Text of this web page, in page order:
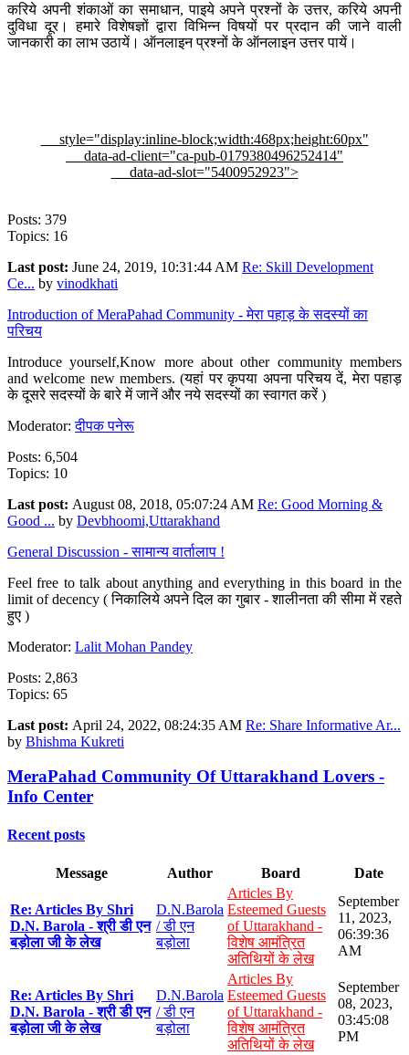
करिये अपनी शंकाओं का समाधान, पाइये अपने प्रश्नों के उत्तर, करिये अपनी
दुविधा दूर। हमारे विशेषज्ञों द्वारा विभिन्न विषयों पर प्रदान की जाने वाली
जानकारी का लाभ उठायें। ऑनलाइन प्रश्नों के ऑनलाइन उत्तर पायें।
style="display:inline-block;width:468px;height:60px"
data-ad-client="ca-pub-0179380496252414"
data-ad-slot="5400952923">
Posts: 379
Topics: 16
Last post: June 24, 2019, 10:31:44 AM Re: Skill Development
Ce... by vinodkhati
Introduction of MeraPahad Community - मेरा पहाड़ के सदस्यों का
परिचय
Introduce yourself,Know more about other community members
and welcome new members. (यहां पर कृपया अपना परिचय दें, मेरा पहाड़
के दूसरे सदस्यों के बारे में जानें और नये सदस्यों का स्वागत करें )
Moderator:दीपक पनेरू
Posts: 6,504
Topics: 10
Last post: August 08, 2018, 05:07:24 AM Re: Good Morning &
Good ... by Devbhoomi,Uttarakhand
General Discussion - सामान्य वार्तालाप !
Feel free to talk about anything and everything in this board in the
limit of decency ( निकालिये अपने दिल का गुबार - शालीनता की सीमा में रहते
हुए )
Moderator: Lalit Mohan Pandey
Posts: 2,863
Topics: 65
Last post: April 24, 2022, 08:24:35 AM Re: Share Informative Ar...
by Bhishma Kukreti
MeraPahad Community Of Uttarakhand Lovers -
Info Center
Recent posts
Message Author Board Date
Re: Articles By Shri
D.N. Barola - श्री डी एन
बड़ोला जी के लेख
D.N.Barola
/ डी एन
बड़ोला
Articles By
Esteemed Guests
of Uttarakhand -
विशेष आमंत्रित
अतिथियों के लेख
September
11, 2023,
06:39:36
AM
Re: Articles By Shri
D.N. Barola - श्री डी एन
बड़ोला जी के लेख
D.N.Barola
/ डी एन
बड़ोला
Articles By
Esteemed Guests
of Uttarakhand -
विशेष आमंत्रित
अतिथियों के लेख
September
08, 2023,
03:45:08
PM